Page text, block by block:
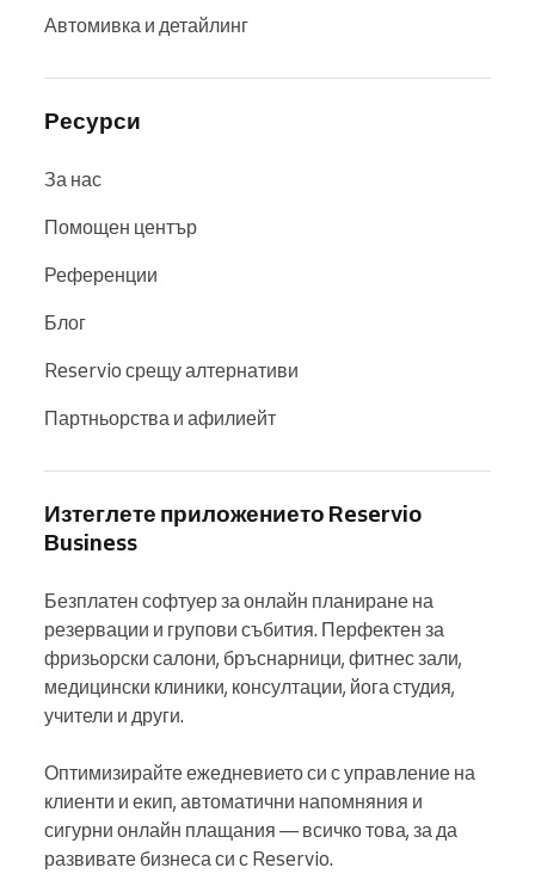
Автомивка и детайлинг
Ресурси
За нас
Помощен център
Референции
Блог
Reservio срещу алтернативи
Партньорства и афилиейт
Изтеглете приложението Reservio
Business
Безплатен софтуер за онлайн планиране на
резервации и групови събития. Перфектен за
фризьорски салони, бръснарници, фитнес зали,
медицински клиники, консултации, йога студия,
учители и други.
Оптимизирайте ежедневието си с управление на
клиенти и екип, автоматични напомняния и
сигурни онлайн плащания — всичко това, за да
развивате бизнеса си с Reservio.